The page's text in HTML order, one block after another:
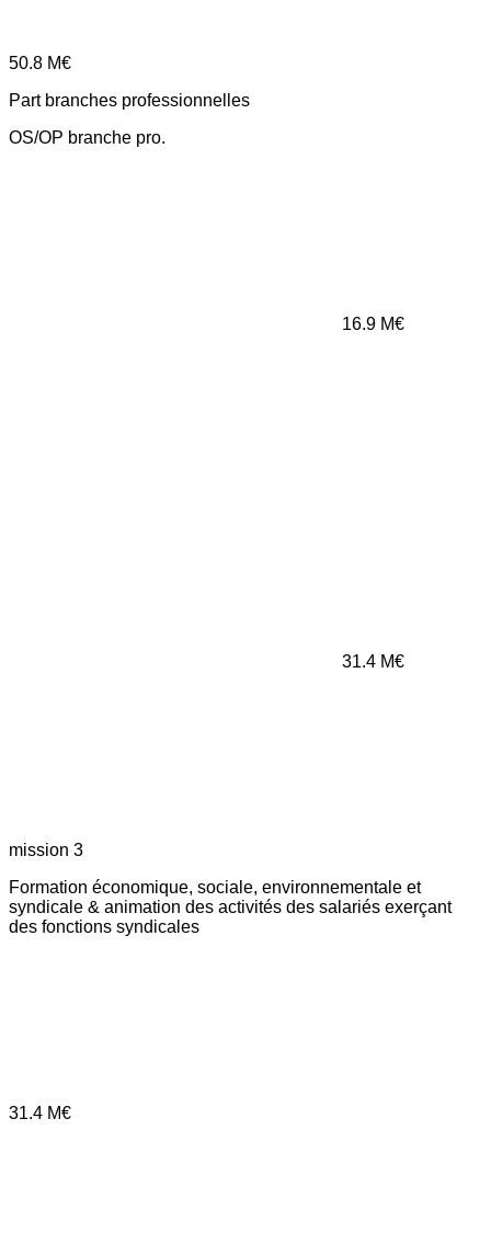
50.8 M€
Part branches professionnelles
OS/OP branche pro.
16.9 M€
31.4 M€
mission 3
Formation économique, sociale, environnementale et
syndicale & animation des activités des salariés exerçant
des fonctions syndicales
31.4 M€